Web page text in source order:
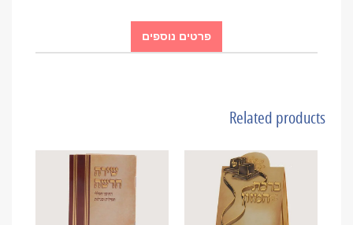
פרטים נוספים
Related products